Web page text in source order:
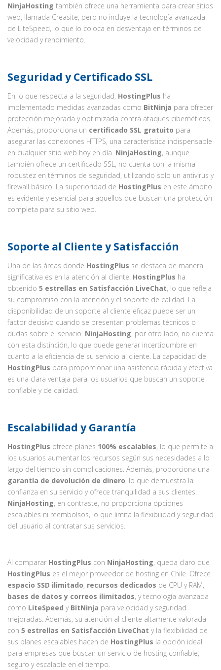
NinjaHosting también ofrece una herramienta para crear sitios
web, llamada Creasite, pero no incluye la tecnología avanzada
de LiteSpeed, lo que lo coloca en desventaja en términos de
velocidad y rendimiento.
Seguridad y Certificado SSL
En lo que respecta a la seguridad, HostingPlus ha
implementado medidas avanzadas como BitNinja para ofrecer
protección mejorada y optimizada contra ataques cibernéticos.
Además, proporciona un certificado SSL gratuito para
asegurar las conexiones HTTPS, una característica indispensable
en cualquier sitio web hoy en día. NinjaHosting, aunque
también ofrece un certificado SSL, no cuenta con la misma
robustez en términos de seguridad, utilizando solo un antivirus y
firewall básico. La superioridad de HostingPlus en este ámbito
es evidente y esencial para aquellos que buscan una protección
completa para su sitio web.
Soporte al Cliente y Satisfacción
Una de las áreas donde HostingPlus se destaca de manera
significativa es en la atención al cliente. HostingPlus ha
obtenido 5 estrellas en Satisfacción LiveChat, lo que refleja
su compromiso con la atención y el soporte de calidad. La
disponibilidad de un soporte al cliente eficaz puede ser un
factor decisivo cuando se presentan problemas técnicos o
dudas sobre el servicio. NinjaHosting, por otro lado, no cuenta
con esta distinción, lo que puede generar incertidumbre en
cuanto a la eficiencia de su servicio al cliente. La capacidad de
HostingPlus para proporcionar una asistencia rápida y efectiva
es una clara ventaja para los usuarios que buscan un soporte
confiable y de calidad.
Escalabilidad y Garantía
HostingPlus ofrece planes 100% escalables, lo que permite a
los usuarios aumentar los recursos según sus necesidades a lo
largo del tiempo sin complicaciones. Además, proporciona una
garantía de devolución de dinero, lo que demuestra la
confianza en su servicio y ofrece tranquilidad a sus clientes.
NinjaHosting, en contraste, no proporciona opciones
escalables ni reembolsos, lo que limita la flexibilidad y seguridad
del usuario al contratar sus servicios.
Al comparar HostingPlus con NinjaHosting, queda claro que
HostingPlus es el mejor proveedor de hosting en Chile. Ofrece
espacio SSD ilimitado, recursos dedicados de CPU y RAM,
bases de datos y correos ilimitados, y tecnología avanzada
como LiteSpeed y BitNinja para velocidad y seguridad
mejoradas. Además, su atención al cliente altamente valorada
con 5 estrellas en Satisfacción LiveChat y la flexibilidad de
sus planes escalables hacen de HostingPlus la opción ideal
para empresas que buscan un servicio de hosting confiable,
seguro y escalable en el tiempo.